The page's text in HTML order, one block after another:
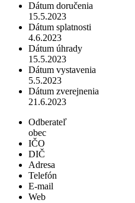
Dátum doručenia
15.5.2023
Dátum splatnosti
4.6.2023
Dátum úhrady
15.5.2023
Dátum vystavenia
5.5.2023
Dátum zverejnenia
21.6.2023
Odberateľ
obec
IČO
DIČ
Adresa
Telefón
E-mail
Web